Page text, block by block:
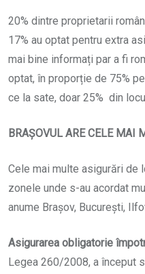
20% dintre proprietarii
17% au optat pentru extra
mai bine informați par a fi
optat, în proporție de 75%
ce la sate, doar 25% din
BRAȘOVUL ARE CELE MAI
Cele mai multe asigurări de
zonele unde s-au acordat
anume Brașov, București,
Asigurarea obligatorie
Legea 260/2008, a început